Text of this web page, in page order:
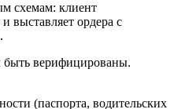
схемам: клиент
выставляет ордера с
быть верифицированы.
(паспорта, водительских